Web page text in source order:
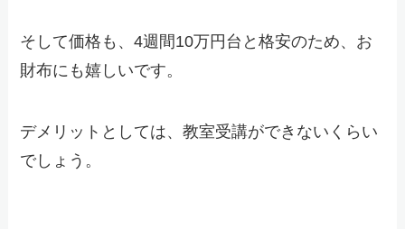
そして価格も、4週間10万円台と格安のため、お
財布にも嬉しいです。
デメリットとしては、教室受講ができないくらい
でしょう。